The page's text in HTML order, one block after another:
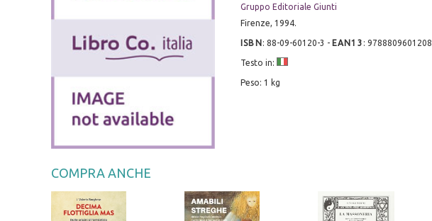
Gruppo Editoriale Giunti
Firenze, 1994.
ISBN : 88-09-60120-3 - EAN13 : 9788809601208
Testo in:
Peso: 1 kg
COMPRA ANCHE